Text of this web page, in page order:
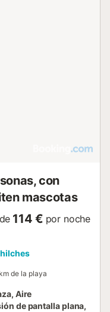
con
mascotas
114 € por noche
de la playa
Aire
de pantalla plana,